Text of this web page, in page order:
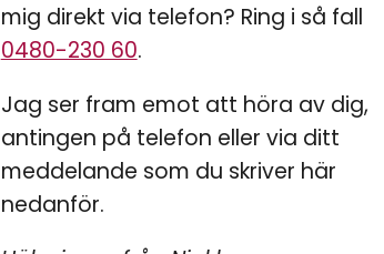
mig direkt via telefon? Ring i så fall
0480-230 60.
Jag ser fram emot att höra av dig,
antingen på telefon eller via ditt
meddelande som du skriver här
nedanför.